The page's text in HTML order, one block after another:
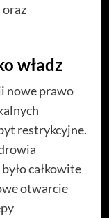
władz
nowe prawo
restrykcyjne.
całkowite
otwarcie